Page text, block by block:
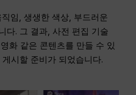
임, 생생한 색상, 부드러운
다. 그 결과, 사전 편집 기술
화 같은 콘텐츠를 만들 수 있
시할 준비가 되었습니다.